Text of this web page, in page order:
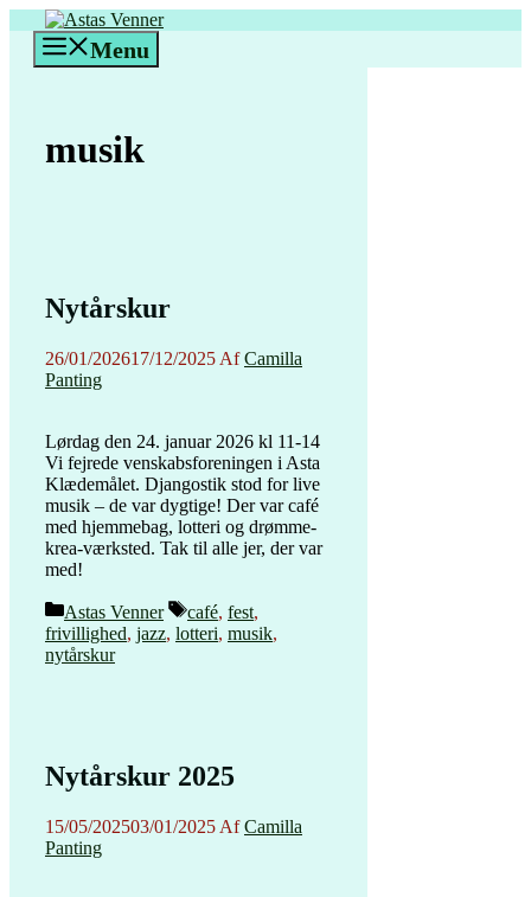
indhold
Menu
musik
Nytårskur
26/01/202617/12/2025 AfCamilla
Panting
Lørdag den 24. januar 2026 kl 11-14
Vi fejrede venskabsforeningen i Asta
Klædemålet. Djangostik stod for live
musik – de var dygtige! Der var café
med hjemmebag, lotteri og drømme-
krea-værksted. Tak til alle jer, der var
med!
Kategorier
Astas Venner Tags
café, fest,
frivillighed, jazz, lotteri, musik,
nytårskur
Nytårskur 2025
15/05/202503/01/2025 AfCamilla
Panting